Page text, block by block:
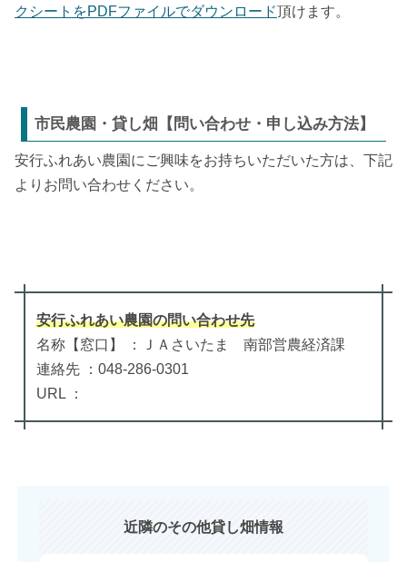
クシートをPDFファイルでダウンロード頂けます。
市民農園・貸し畑【問い合わせ・申し込み方法】
安行ふれあい農園にご興味をお持ちいただいた方は、下記
よりお問い合わせください。
安行ふれあい農園の問い合わせ先
名称【窓口】 ：ＪＡさいたま 南部営農経済課
連絡先 ：048-286-0301
URL ：
近隣のその他貸し畑情報